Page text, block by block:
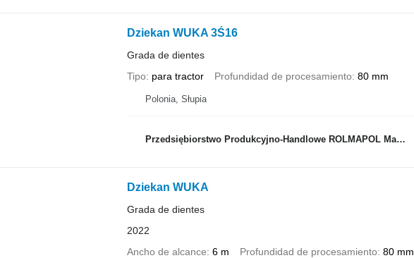
Dziekan WUKA 3Ś16
Grada de dientes
Tipo
para tractor Profundidad de procesamiento 80 mm
Polonia, Słupia
Przedsiębiorstwo Produkcyjno-Handlowe ROLMAPOL Marcin Dziekan
Dziekan WUKA
Grada de dientes
2022
Ancho de alcance 6 m Profundidad de procesamiento 80 mm